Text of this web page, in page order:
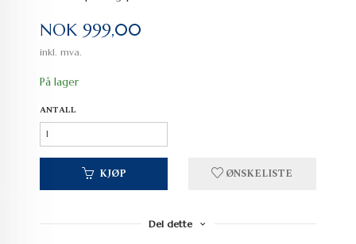
Pris
NOK 999,00
inkl. mva.
På lager
ANTALL
KJØP ØNSKELISTE
Del dette